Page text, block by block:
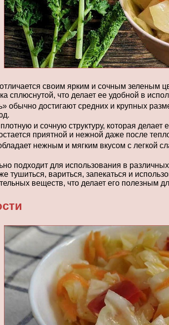
своим ярким и сочным зеленым
сплюснутой, что делает ее удобной в
обычно достигают средних и крупных
и сочную структуру, которая
приятной и нежной даже после
нежным и мягким вкусом с легкой
подходит для использования в
тушиться, вариться, запекаться и
веществ, что делает его полезным